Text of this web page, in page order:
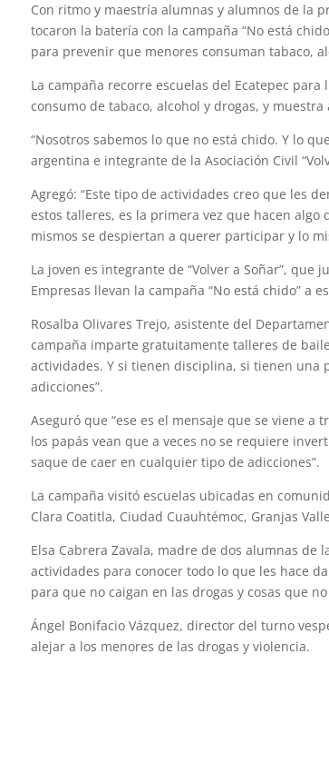
Con ritmo y maestría alumnas y alumnos de la
tocaron la batería con la campaña “No está
para prevenir que menores consuman tabaco,
La campaña recorre escuelas del Ecatepec
consumo de tabaco, alcohol y drogas, y
“Nosotros sabemos lo que no está chido. Y lo
argentina e integrante de la Asociación Civil
Agregó: “Este tipo de actividades creo que les
estos talleres, es la primera vez que hacen
mismos se despiertan a querer participar y lo
La joven es integrante de “Volver a Soñar”, que
Empresas llevan la campaña “No está chido” a
Rosalba Olivares Trejo, asistente del
campaña imparte gratuitamente talleres de
actividades. Y si tienen disciplina, si tienen una
adicciones”.
Aseguró que “ese es el mensaje que se viene
los papás vean que a veces no se requiere
saque de caer en cualquier tipo de adicciones”.
La campaña visitó escuelas ubicadas en
Clara Coatitla, Ciudad Cuauhtémoc, Granjas
Elsa Cabrera Zavala, madre de dos alumnas de
actividades para conocer todo lo que les hace
para que no caigan en las drogas y cosas que
Ángel Bonifacio Vázquez, director del turno
alejar a los menores de las drogas y violencia.